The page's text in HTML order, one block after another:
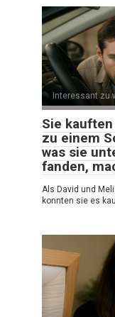
Interessant zu
Sie
zu einem
was sie
fanden,
Als David und
konnten sie es